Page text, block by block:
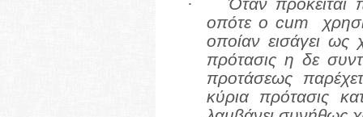
οπότε ο cum
οποίαν εισάγει ως
πρότασις η δε
προτάσεως
κύρια πρότασις